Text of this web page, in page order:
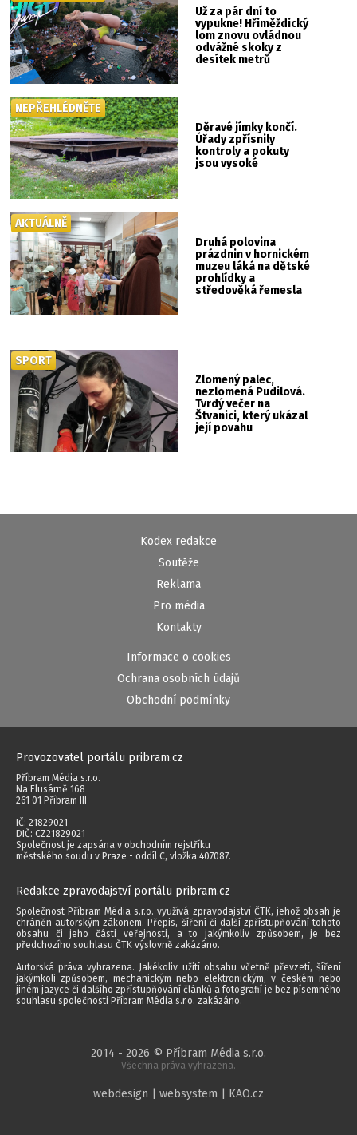
Už za pár dní to
vypukne! Hřiměždický
lom znovu ovládnou
odvážné skoky z
desítek metrů
Děravé jímky končí.
Úřady zpřísnily
kontroly a pokuty
jsou vysoké
NEPŘEHLÉDNĚTE
Druhá polovina
prázdnin v hornickém
muzeu láká na dětské
prohlídky a
středověká řemesla
AKTUÁLNĚ
Zlomený palec,
nezlomená Pudilová.
Tvrdý večer na
Štvanici, který ukázal
její povahu
SPORT
Kodex redakce
Soutěže
Reklama
Pro média
Kontakty
Informace o cookies
Ochrana osobních údajů
Obchodní podmínky
Provozovatel portálu pribram.cz
Příbram Média s.r.o.
Na Flusárně 168
261 01 Příbram III
IČ: 21829021
DIČ: CZ21829021
Společnost je zapsána v obchodním rejstříku
městského soudu v Praze - oddíl C, vložka 407087.
Redakce zpravodajství portálu pribram.cz
Společnost Příbram Média s.r.o. využívá zpravodajství ČTK, jehož obsah je
chráněn autorským zákonem. Přepis, šíření či další zpřístupňování tohoto
obsahu či jeho části veřejnosti, a to jakýmkoliv způsobem, je bez
předchozího souhlasu ČTK výslovně zakázáno.
Autorská práva vyhrazena. Jakékoliv užití obsahu včetně převzetí, šíření
jakýmkoli způsobem, mechanickým nebo elektronickým, v českém nebo
jiném jazyce či dalšího zpřístupňování článků a fotografií je bez písemného
souhlasu společnosti Příbram Média s.r.o. zakázáno.
2014 - 2026 © Příbram Média s.r.o.
Všechna práva vyhrazena.
webdesign | websystem | KAO.cz